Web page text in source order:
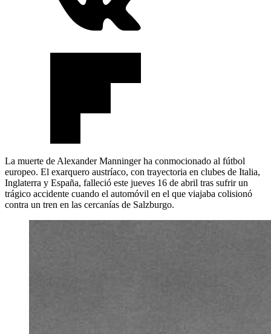
La muerte de Alexander Manninger ha conmocionado al fútbol
europeo. El exarquero austríaco, con trayectoria en clubes de Italia,
Inglaterra y España, falleció este jueves 16 de abril tras sufrir un
trágico accidente cuando el automóvil en el que viajaba colisionó
contra un tren en las cercanías de Salzburgo.